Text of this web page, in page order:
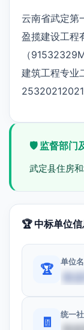
云南省武定第
盈揽建设工程
（
建筑工程专业
🛡️ 监督部门
武定县住房
🏆 中标单位信
🏆
单位
数
🧾
统一